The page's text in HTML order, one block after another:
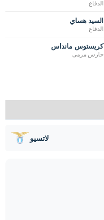
الدفاع
السيد هساي
الدفاع
كريستوس مانداس
حارس مرمى
لاتسيو